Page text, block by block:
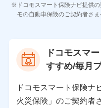
当社
当社又は株式会社NTT
スにおけるユーザ登録
を受けている保険会社
情報を提供するため
ため、またそれらに付
ドコモスマート保険ナビ提供
モの自動車保険のご契約者さま
ドコモスマ
すすめ/毎月
ドコモスマート保険ナ
火災保険」のご契約者